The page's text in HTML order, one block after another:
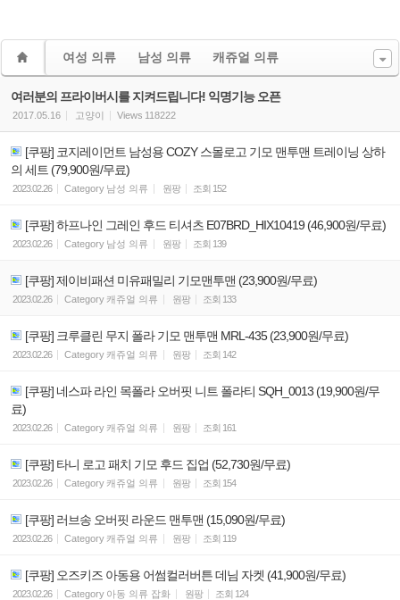
여성 의류 남성 의류 캐쥬얼 의류
여러분의 프라이버시를 지켜드립니다! 익명기능 오픈
2017.05.16 고양이 Views 118222
[쿠팡] 코지레이먼트 남성용 COZY 스몰로고 기모 맨투맨 트레이닝 상하
의 세트 (79,900원/무료)
2023.02.26 Category 남성 의류 원팡 조회 152
[쿠팡] 하프나인 그레인 후드 티셔츠 E07BRD_HIX10419 (46,900원/무료)
2023.02.26 Category 남성 의류 원팡 조회 139
[쿠팡] 제이비패션 미유패밀리 기모맨투맨 (23,900원/무료)
2023.02.26 Category 캐쥬얼 의류 원팡 조회 133
[쿠팡] 크루클린 무지 폴라 기모 맨투맨 MRL-435 (23,900원/무료)
2023.02.26 Category 캐쥬얼 의류 원팡 조회 142
[쿠팡] 네스파 라인 목폴라 오버핏 니트 폴라티 SQH_0013 (19,900원/무
료)
2023.02.26 Category 캐쥬얼 의류 원팡 조회 161
[쿠팡] 타니 로고 패치 기모 후드 집업 (52,730원/무료)
2023.02.26 Category 캐쥬얼 의류 원팡 조회 154
[쿠팡] 러브송 오버핏 라운드 맨투맨 (15,090원/무료)
2023.02.26 Category 캐쥬얼 의류 원팡 조회 119
[쿠팡] 오즈키즈 아동용 어썸컬러버튼 데님 자켓 (41,900원/무료)
2023.02.26 Category 아동 의류 잡화 원팡 조회 124